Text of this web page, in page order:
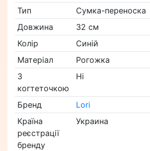
Тип
Сумка-переноска
Довжина
32 см
Колір
Синій
Матеріал
Рогожка
З
когтеточкою
Ні
Бренд
Lori
Країна
реєстрації
бренду
Украина